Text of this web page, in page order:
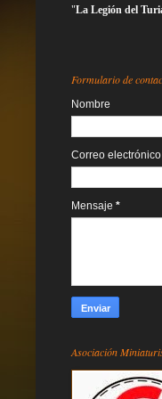
"La Legión del
Formulario de
Nombre
Correo electrónico
Mensaje *
Asociación